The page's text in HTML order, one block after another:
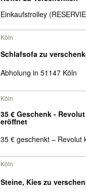
Einkaufstrolley
Köln
Schlafsofa zu
Abholung in 51147 Köln
Köln
35 € Geschenk -
eröffnet
35 € geschenkt – Revolut
Köln
Steine, Kies zu